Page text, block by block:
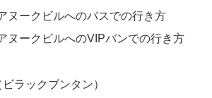
ヌークビルへのバスでの行き方
ヌークビルへのVIPバンでの行き方
ラックブンタン）